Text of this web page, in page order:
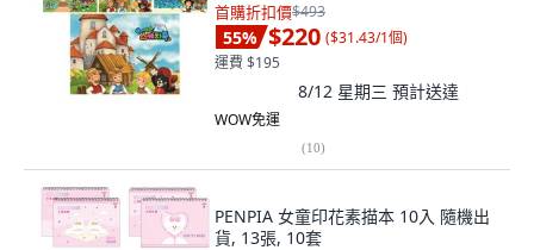
首購折扣價$493
55% $220 ($31.43/1個)
運費 $195
8/12 星期三 預計送達
WOW免運
(10)
PENPIA 女童印花素描本 10入 隨機出
貨, 13張, 10套